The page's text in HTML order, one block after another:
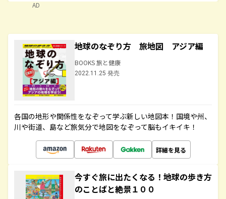
AD
地球のなぞり方 旅地図 アジア編
BOOKS 旅と健康
2022.11.25 発売
各国の地形や関係性をなぞって学ぶ新しい地図本！国境や州、
川や街道、島など旅気分で地図をなぞって脳もイキイキ！
詳細を見る
今すぐ旅に出たくなる！地球の歩き方
のことばと絶景１００